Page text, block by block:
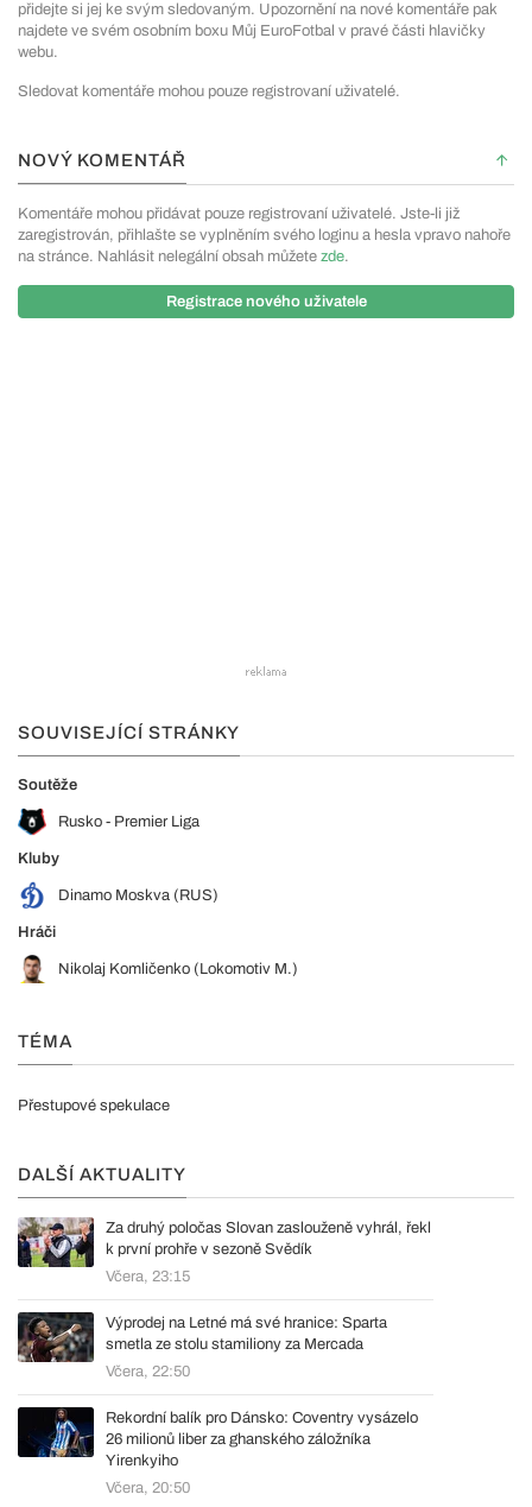
přidejte si jej ke svým sledovaným. Upozornění na nové komentáře pak
najdete ve svém osobním boxu Můj EuroFotbal v pravé části hlavičky
webu.
Sledovat komentáře mohou pouze registrovaní uživatelé.
NOVÝ KOMENTÁŘ
Komentáře mohou přidávat pouze registrovaní uživatelé. Jste-li již
zaregistrován, přihlašte se vyplněním svého loginu a hesla vpravo nahoře
na stránce. Nahlásit nelegální obsah můžete zde.
Registrace nového uživatele
SOUVISEJÍCÍ STRÁNKY
Soutěže
Rusko - Premier Liga
Kluby
Dinamo Moskva (RUS)
Hráči
Nikolaj Komličenko (Lokomotiv M.)
TÉMA
Přestupové spekulace
DALŠÍ AKTUALITY
Za druhý poločas Slovan zaslouženě vyhrál, řekl
k první prohře v sezoně Svědík
Včera, 23:15
Výprodej na Letné má své hranice: Sparta
smetla ze stolu stamiliony za Mercada
Včera, 22:50
Rekordní balík pro Dánsko: Coventry vysázelo
26 milionů liber za ghanského záložníka
Yirenkyiho
Včera, 20:50